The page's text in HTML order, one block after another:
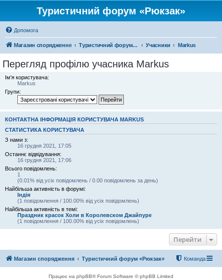
Туристичний форум «Рюкзак»
Допомога
Магазин спорядження Туристичний форум «Рюкзак» Учасники Markus
Перегляд профілю учасника Markus
Ім'я користувача:
Markus
Групи:
КОНТАКТНА ІНФОРМАЦІЯ КОРИСТУВАЧА MARKUS
СТАТИСТИКА КОРИСТУВАЧА
З нами з:
16 грудня 2021, 17:05
Останнє відвідування:
16 грудня 2021, 17:06
Всього повідомлень:
1
(0.01% від усіх повідомлень / 0.00 повідомлень за день)
Найбільша активність в форумі:
Індія
(1 повідомлення / 100.00% від усіх повідомлень)
Найбільша активність в темі:
Праздник красок Холи в Королевском Джайпуре
(1 повідомлення / 100.00% від усіх повідомлень)
Перейти
Магазин спорядження Туристичний форум «Рюкзак» Команда
Працює на phpBB® Forum Software © phpBB Limited